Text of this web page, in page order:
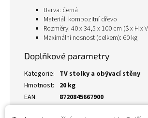
Barva: černá
Materiál: kompozitní dřevo
Rozměry: 40 x 34,5 x 100 cm (Š x H x
Maximální nosnost (celkem): 60 kg
Doplňkové parametry
Kategorie: TV stolky a obývací stěny
Hmotnost:
20 kg
EAN: 8720845667900